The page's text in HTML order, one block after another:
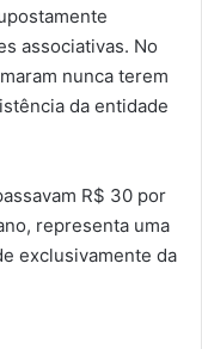
associativas. No
nunca terem
da entidade
R$ 30 por
representa uma
exclusivamente da